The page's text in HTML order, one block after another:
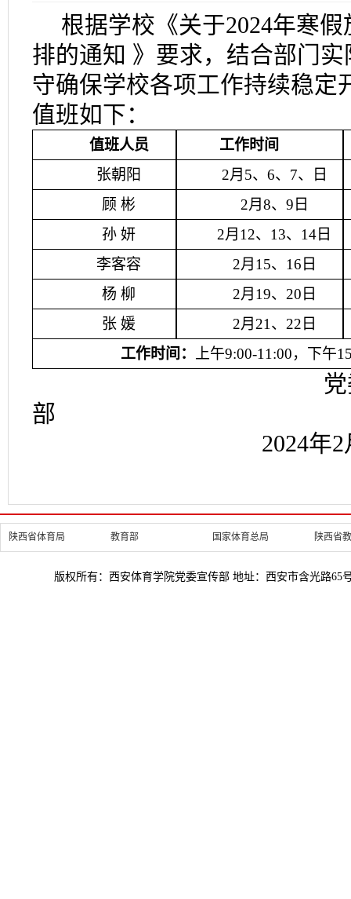
根据学校《关于2024年寒
排的通知 》 要求， 结合部门实
守确保学校各项工作持续稳定
值班如下：
值班人员
工作时间
张朝阳
2月5、6、7、日
顾 彬 2月8、9 日
孙 妍 2月 12、13、14日
李客容
2月 15、16 日
杨 柳 2月 19、20 日
张 媛 2月 21、22 日
工作时间：
上午9:00-11:00，下午
部
2024年2月
陕西省体育局 教育部 国家体育总局 陕西省
版权所有：西安体育学院党委宣传部 地址：西安市含光路65